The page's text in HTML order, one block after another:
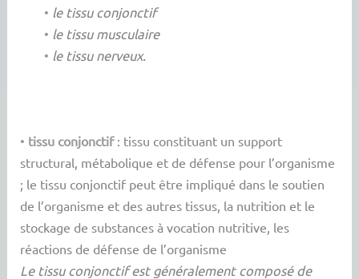
• le tissu conjonctif
• le tissu musculaire
• le tissu nerveux.
• tissu conjonctif: tissu constituant un support
structural, métabolique et de défense pour l’organisme
; le tissu conjonctif peut être impliqué dans le soutien
de l’organisme et des autres tissus, la nutrition et le
stockage de substances à vocation nutritive, les
réactions de défense de l’organisme
Le tissu conjonctif est généralement composé de